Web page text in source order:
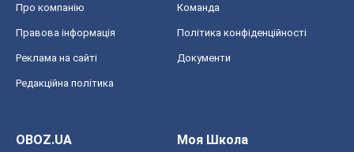
Про компанію Команда
Правова інформація Політика конфіденційності
Реклама на сайті Документи
Редакційна політика
OBOZ.UA
Моя Школа